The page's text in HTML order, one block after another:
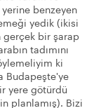
benzeyen
yedik (ikisi
gerçek bir şarap
tadımını
ki
Budapeşte'ye
yere götürdü
planlamış). Bizi